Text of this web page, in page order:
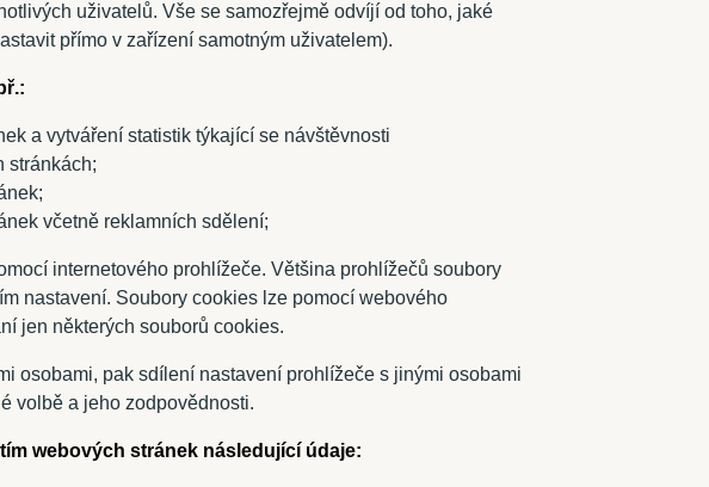
uživatelů. Vše se samozřejmě odvíjí od toho, jaké
přímo v zařízení samotným uživatelem).
a vytváření statistik týkající se návštěvnosti
stránkách;
včetně reklamních sdělení;
internetového prohlížeče. Většina prohlížečů soubory
nastavení. Soubory cookies lze pomocí webového
jen některých souborů cookies.
osobami, pak sdílení nastavení prohlížeče s jinými osobami
volbě a jeho zodpovědnosti.
webových stránek následující údaje: